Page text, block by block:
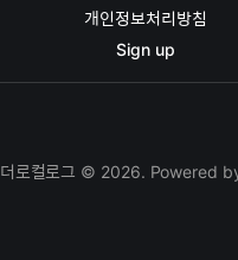
개인정보처리방침
Sign up
더로컬로그 © 2026. Powered